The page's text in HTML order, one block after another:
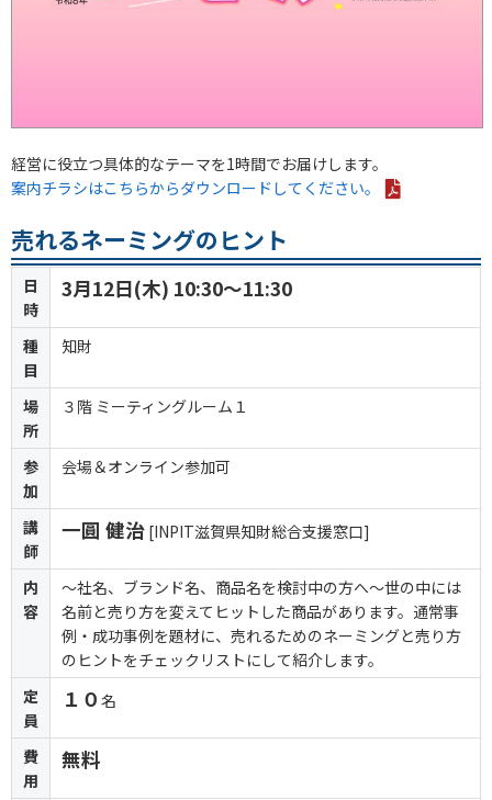
経営に役立つ具体的なテーマを1時間でお届けします。
案内チラシはこちらからダウンロードしてください。
売れるネーミングのヒント
日
時
3月12日(木) 10:30～11:30
種
目
知財
場
所
３階 ミーティングルーム１
参
加
会場＆オンライン参加可
講
師
一圓 健治 [INPIT滋賀県知財総合支援窓口]
内
容
～社名、ブランド名、商品名を検討中の方へ～世の中には
名前と売り方を変えてヒットした商品があります。通常事
例・成功事例を題材に、売れるためのネーミングと売り方
のヒントをチェックリストにして紹介します。
定
員
１０ 名
費
用
無料